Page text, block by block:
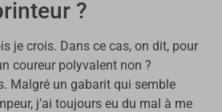
?
je crois. Dans ce cas, on dit, pour
coureur polyvalent non ?
Malgré un gabarit qui semble
j’ai toujours eu du mal à me